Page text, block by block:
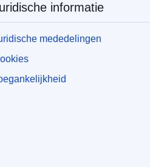
informatie
mededelingen